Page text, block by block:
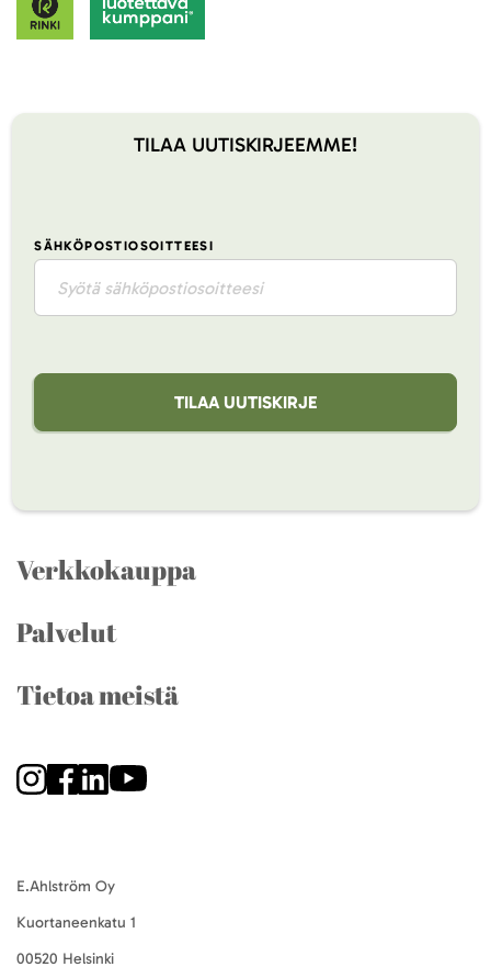
TILAA UUTISKIRJEEMME!
SÄHKÖPOSTIOSOITTEESI
TILAA UUTISKIRJE
Verkkokauppa
Palvelut
Tietoa meistä
E.Ahlström Oy
Kuortaneenkatu 1
00520 Helsinki